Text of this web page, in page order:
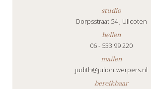
studio
Dorpsstraat 54 , Ulicoten
bellen
06 - 533 99 220
mailen
judith@juliontwerpers.nl
bereikbaar